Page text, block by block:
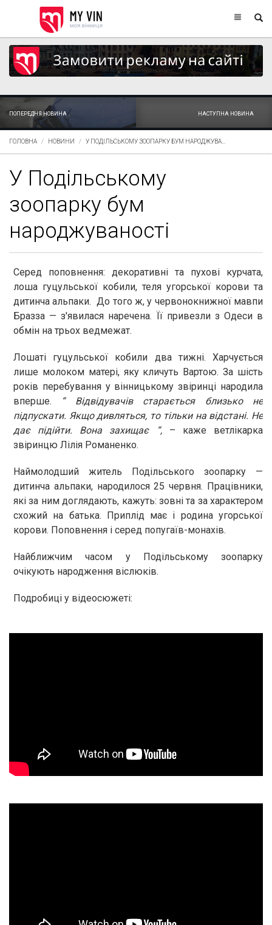
ПОПЕРЕДНЯ НОВИНА НАСТУПНА НОВИНА
ГОЛОВНА НОВИНИ У ПОДІЛЬСЬКОМУ ЗООПАРКУ БУМ НАРОДЖУВА...
У Подільському
зоопарку бум
народжуваності
Серед поповнення: декоративні та пухові курчата,
лоша гуцульської кобили, теля угорської корови та
дитинча альпаки. До того ж, у червонокнижної мавпи
Бразза — з'явилася наречена. Її привезли з Одеси в
обмін на трьох ведмежат.
Лошаті гуцульської кобили два тижні. Харчується
лише молоком матері, яку кличуть Вартою. За шість
років перебування у вінницькому звіринці народила
вперше.
“ Відвідувачів старається близько не
підпускати. Якщо дивляться, то тільки на відстані. Не
дає підійти. Вона захищає “,– каже ветлікарка
звіринцю Лілія Романенко.
Наймолодший житель Подільського зоопарку —
дитинча альпаки, народилося 25 червня. Працівники,
які за ним доглядають, кажуть: зовні та за характером
схожий на батька. Приплід має і родина угорської
корови. Поповнення і серед попугаїв-монахів.
Найближчим часом у Подільському зоопарку
очікують народження віслюків.
Подробиці у відеосюжеті: